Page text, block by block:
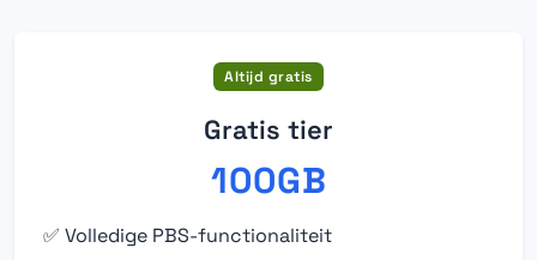
Altijd gratis
Gratis tier
100GB
✅ Volledige PBS-functionaliteit